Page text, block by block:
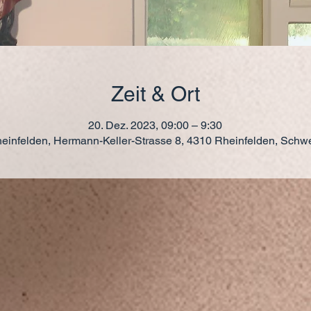
Zeit & Ort
20. Dez. 2023, 09:00 – 9:30
Hermann-Keller-Strasse 8, 4310 Rheinfelden,